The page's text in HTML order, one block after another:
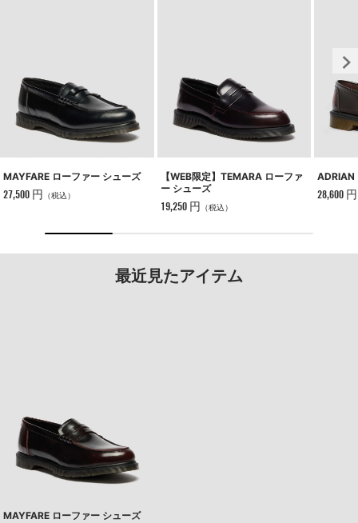
MAYFARE ローファー シューズ
27,500 円 （税込）
【WEB限定】TEMARA ローファ
ー シューズ
19,250 円 （税込）
ADRIAN
28,600 円
最近見たアイテム
MAYFARE ローファー シューズ